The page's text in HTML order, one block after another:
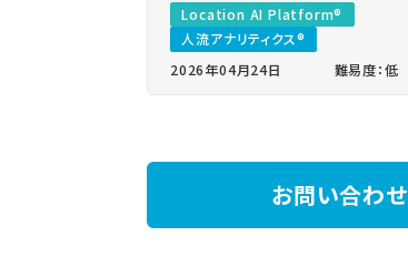
Location AI Platform®
人流アナリティクス®
2026年04月24日
難易度：低
お問い合わせ